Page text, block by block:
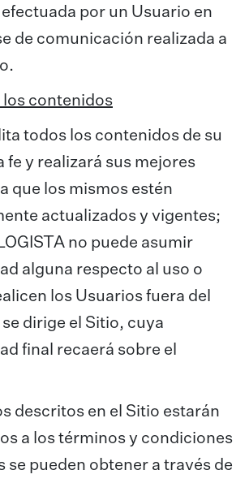
por un Usuario en
de comunicación realizada a
contenidos
todos los contenidos de su
fe y realizará sus mejores
que los mismos estén
actualizados y vigentes;
no puede asumir
alguna respecto al uso o
los Usuarios fuera del
dirige el Sitio, cuya
final recaerá sobre el
descritos en el Sitio estarán
a los términos y condiciones
se pueden obtener a través de